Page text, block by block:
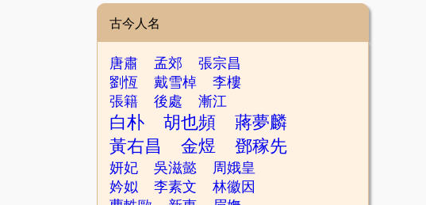
古今人名
唐肅 孟郊
張宗昌
劉恆
戴雪棹
李樓
張籍
後處 漸江
白朴 胡也頻
蔣夢麟
黃右昌
金煜 鄧稼先
妍妃 吳滋懿
周娥皇
妗姒
李素文
林徽因